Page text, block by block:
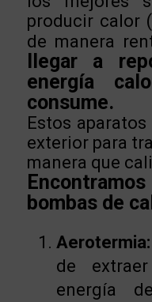
producir calor
de manera
llegar a
energía
consume.
Estos
exterior para
manera que
bombas de
Aerotermia:
de
energía